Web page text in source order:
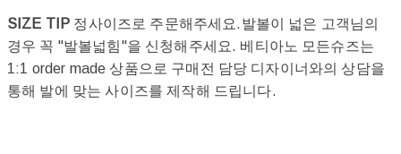
SIZE TIP 정사이즈로 주문해주세요.발볼이 넓은 고객님의
경우 꼭 "발볼넓힘"을 신청해주세요. 베티아노 모든슈즈는
1:1 order made 상품으로 구매전 담당 디자이너와의 상담을
통해 발에 맞는 사이즈를 제작해 드립니다.